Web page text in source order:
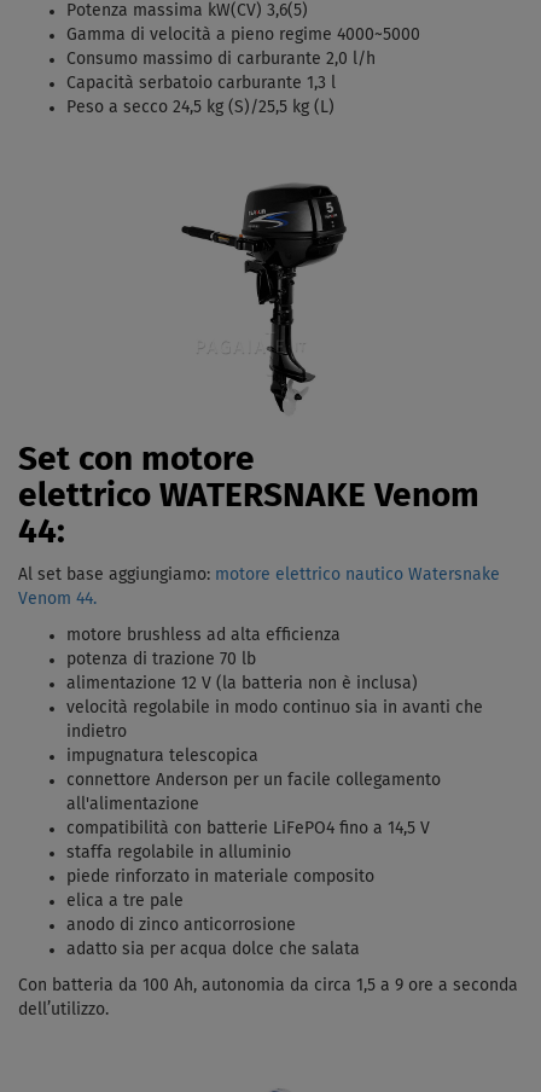
Potenza massima kW(CV) 3,6(5)
Gamma di velocità a pieno regime 4000~5000
Consumo massimo di carburante 2,0 l/h
Capacità serbatoio carburante 1,3 l
Peso a secco 24,5 kg (S)/25,5 kg (L)
Set con motore
elettrico WATERSNAKE Venom
44:
Al set base aggiungiamo: motore elettrico nautico Watersnake
Venom 44.
motore brushless ad alta efficienza
potenza di trazione 70 lb
alimentazione 12 V (la batteria non è inclusa)
velocità regolabile in modo continuo sia in avanti che
indietro
impugnatura telescopica
connettore Anderson per un facile collegamento
all'alimentazione
compatibilità con batterie LiFePO4 fino a 14,5 V
staffa regolabile in alluminio
piede rinforzato in materiale composito
elica a tre pale
anodo di zinco anticorrosione
adatto sia per acqua dolce che salata
Con batteria da 100 Ah, autonomia da circa 1,5 a 9 ore a seconda
dell’utilizzo.